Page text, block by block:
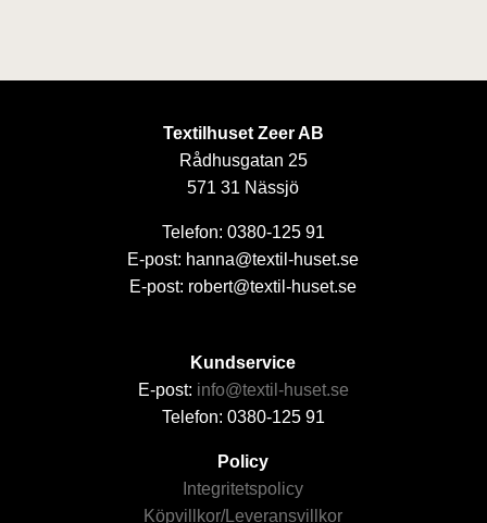
Textilhuset Zeer AB
Rådhusgatan 25
571 31 Nässjö
Telefon: 0380-125 91
E-post: hanna@textil-huset.se
E-post: robert@textil-huset.se
Kundservice
E-post: info@textil-huset.se
Telefon: 0380-125 91
Policy
Integritetspolicy
Köpvillkor/Leveransvillkor